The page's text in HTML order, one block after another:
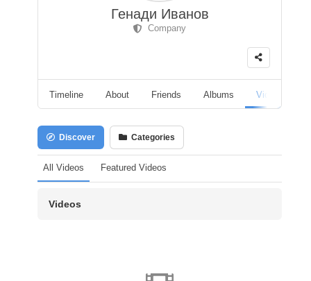
Генади Иванов
Company
Timeline About Friends Albums Videos
Discover Categories
All Videos Featured Videos
Videos